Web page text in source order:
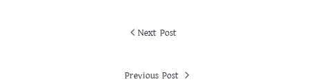
Next Post
Previous Post